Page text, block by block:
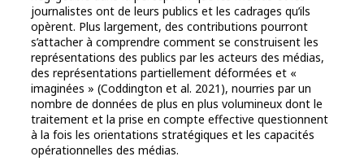
journalistes ont de leurs publics et les cadrages qu’ils
opèrent. Plus largement, des contributions pourront
s’attacher à comprendre comment se construisent les
représentations des publics par les acteurs des médias,
des représentations partiellement déformées et «
imaginées » (Coddington et al. 2021), nourries par un
nombre de données de plus en plus volumineux dont le
traitement et la prise en compte effective questionnent
à la fois les orientations stratégiques et les capacités
opérationnelles des médias.